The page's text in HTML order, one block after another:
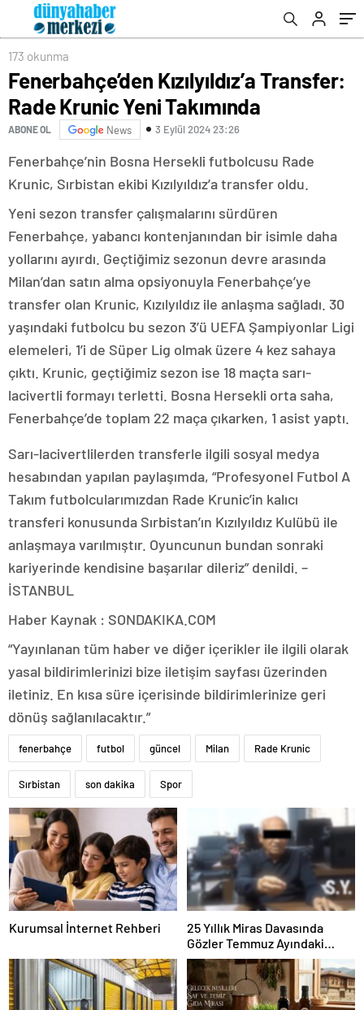
173 okunma
Fenerbahçe’den Kızılyıldız’a Transfer:
Rade Krunic Yeni Takımında
ABONE OL News 3 Eylül 2024 23:26
Fenerbahçe’nin Bosna Hersekli futbolcusu Rade
Krunic, Sırbistan ekibi Kızılyıldız’a transfer oldu.
Yeni sezon transfer çalışmalarını sürdüren
Fenerbahçe, yabancı kontenjanından bir isimle daha
yollarını ayırdı. Geçtiğimiz sezonun devre arasında
Milan’dan satın alma opsiyonuyla Fenerbahçe’ye
transfer olan Krunic, Kızılyıldız ile anlaşma sağladı. 30
yaşındaki futbolcu bu sezon 3’ü UEFA Şampiyonlar Ligi
elemeleri, 1’i de Süper Lig olmak üzere 4 kez sahaya
çıktı. Krunic, geçtiğimiz sezon ise 18 maçta sarı-
lacivertli formayı terletti. Bosna Hersekli orta saha,
Fenerbahçe’de toplam 22 maça çıkarken, 1 asist yaptı.
Sarı-lacivertlilerden transferle ilgili sosyal medya
hesabından yapılan paylaşımda, “Profesyonel Futbol A
Takım futbolcularımızdan Rade Krunic’in kalıcı
transferi konusunda Sırbistan’ın Kızılyıldız Kulübü ile
anlaşmaya varılmıştır. Oyuncunun bundan sonraki
kariyerinde kendisine başarılar dileriz” denildi. –
İSTANBUL
Haber Kaynak : SONDAKIKA.COM
“Yayınlanan tüm haber ve diğer içerikler ile ilgili olarak
yasal bildirimlerinizi bize iletişim sayfası üzerinden
iletiniz. En kısa süre içerisinde bildirimlerinize geri
dönüş sağlanılacaktır.”
fenerbahçe futbol güncel Milan Rade Krunic
Sırbistan son dakika Spor
Kurumsal İnternet Rehberi
25 Yıllık Miras Davasında
Gözler Temmuz Ayındaki
Karar Duruşmasına Çevrildi